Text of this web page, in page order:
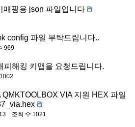
매핑용 json 파일입니다
config 파일 부탁드립니다..
969
피해킹 키맵을 요청드립니다.
QMKTOOLBOX VIA 지원 HEX 파일
조회 수 1021